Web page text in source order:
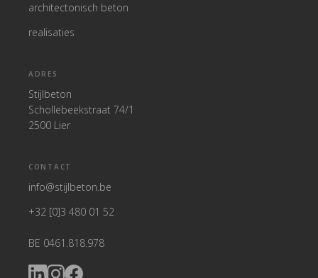
architectonisch beton
realisaties
CONTACT
info@stijlbeton.be
+32 [0]3 480 01 52
BE 0461.818.978
ADRES
Stijlbeton
Schollebeekstraat 74/1
2500 Lier